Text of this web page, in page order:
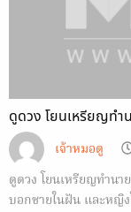
ดูดวง โยนเหรียญทำ
เจ้าหมอดู
ดูดวง โยนเหรียญทำนา
บอกชายในฝัน และหญิ